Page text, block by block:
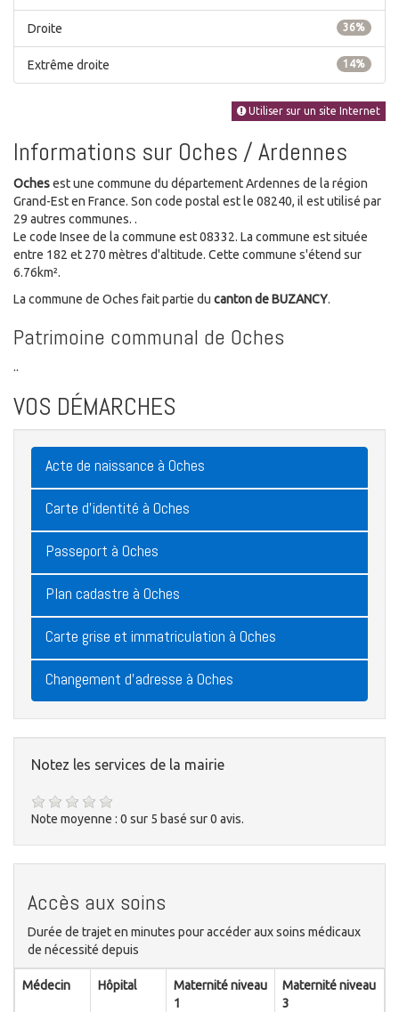
36%
Droite
14%
Extrême droite
Utiliser sur un site Internet
Informations sur Oches / Ardennes
Ochesest une commune du département Ardennes de la région
Grand-Est en France. Son code postal est le 08240, il est utilisé par
29 autres communes. .
Le code Insee de la commune est 08332. La commune est située
entre 182 et 270 mètres d'altitude. Cette commune s'étend sur
6.76km².
La commune de Oches fait partie du canton de BUZANCY.
Patrimoine communal de Oches
..
VOS DÉMARCHES
Acte de naissance à Oches
Carte d'identité à Oches
Passeport à Oches
Plan cadastre à Oches
Carte grise et immatriculation à Oches
Changement d'adresse à Oches
Notez les services de la mairie
Note moyenne : 0 sur 5 basé sur0 avis.
Accès aux soins
Durée de trajet en minutes pour accéder aux soins médicaux
de nécessité depuis
Médecin Hôpital
Maternité niveau
1
Maternité niveau
3